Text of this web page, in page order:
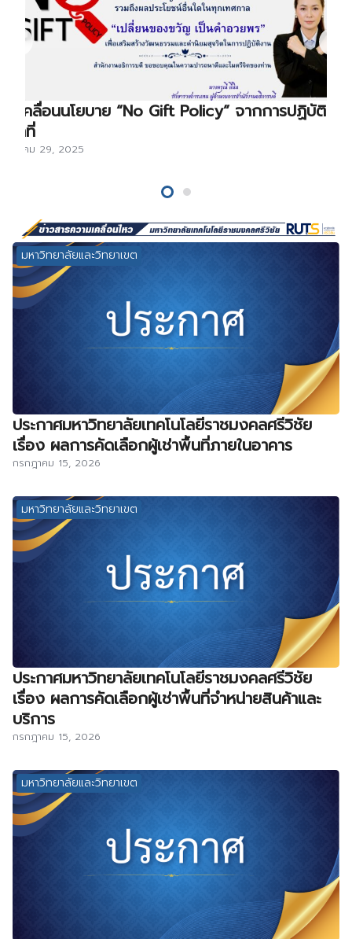
ขับเคลื่อนนโยบาย “No Gift Policy” จากการปฏิบัติ
หน้าที่
ธันวาคม 29, 2025
มหาวิทยาลัยและวิทยาเขต
ประกาศมหาวิทยาลัยเทคโนโลยีราชมงคลศรีวิชัย
เรื่อง ผลการคัดเลือกผู้เช่าพื้นที่ภายในอาคาร
กรกฎาคม 15, 2026
มหาวิทยาลัยและวิทยาเขต
ประกาศมหาวิทยาลัยเทคโนโลยีราชมงคลศรีวิชัย
เรื่อง ผลการคัดเลือกผู้เช่าพื้นที่จำหน่ายสินค้าและ
บริการ
กรกฎาคม 15, 2026
มหาวิทยาลัยและวิทยาเขต